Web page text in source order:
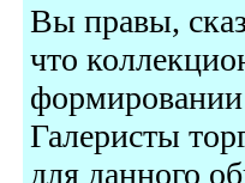
Вы правы,
что
Галеристы
для данного